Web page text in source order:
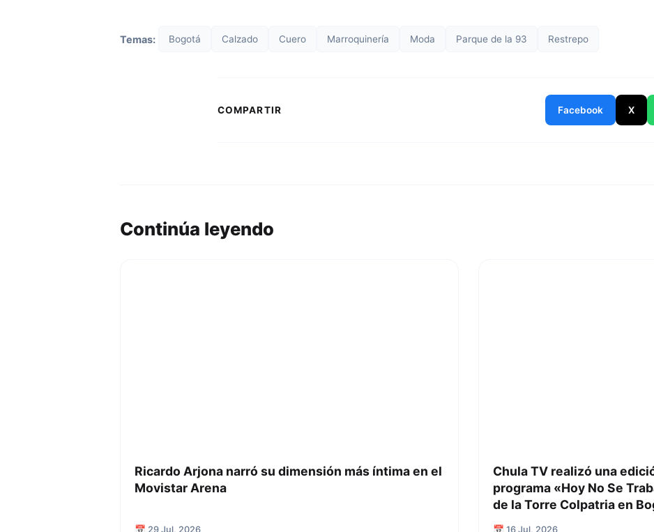
Temas: Bogotá Calzado Cuero Marroquinería Moda Parque de la 93 Restrepo
COMPARTIR Facebook X
Continúa leyendo
Ricardo Arjona narró su dimensión más íntima en el
Movistar Arena
📅 29 Jul, 2026
Chula TV realizó una
programa «Hoy No Se
de la Torre Colpatria en
📅 16 Jul, 2026